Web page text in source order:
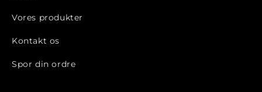
Vores produkter
Kontakt os
Spor din ordre